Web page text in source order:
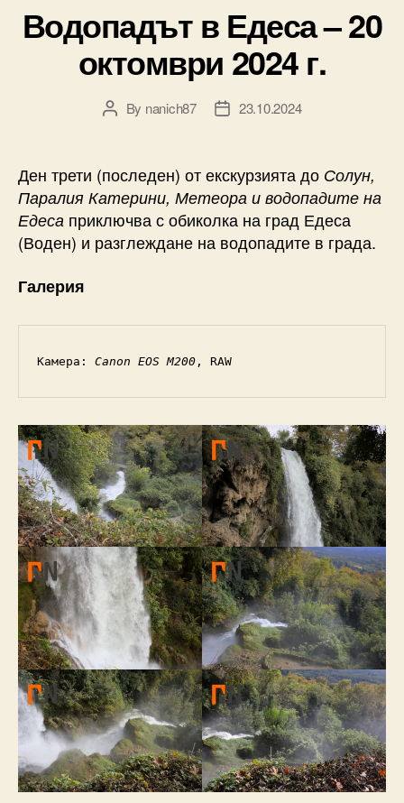
Водопадът в Едеса – 20
октомври 2024 г.
PostBy nanich87
Post23.10.2024
Ден трети (последен) от екскурзията до Солун,
Паралия Катерини, Метеора и водопадите на
Едеса приключва с обиколка на град Едеса
(Воден) и разглеждане на водопадите в града.
Галерия
Камера: Canon EOS M200 , RAW